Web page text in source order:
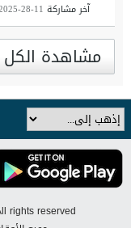
آخر مشاركة 11-28-2025, 08:17 PM
مشاهدة الكل
rights reserved.